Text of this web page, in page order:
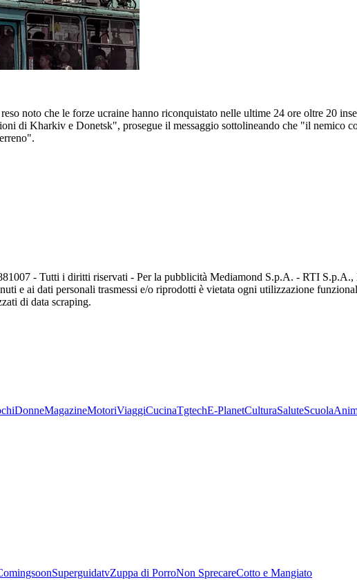
noto che le forze ucraine hanno riconquistato nelle ultime 24 ore oltre 20
di Kharkiv e Donetsk", prosegue il messaggio sottolineando che "il nemico
- Tutti i diritti riservati - Per la pubblicità Mediamond S.p.A. - RTI S.p.A.,
e ai dati personali trasmessi e/o riprodotti è vietata ogni utilizzazione
di data scraping.
DonneMagazineMotoriViaggiCucinaTgtechE-PlanetCulturaSaluteScuola
SuperguidatvZuppa di PorroNon SprecareCotto e Mangiato